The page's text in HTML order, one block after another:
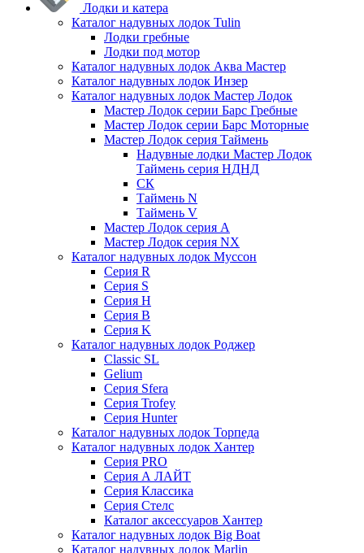
Лодки и катера
Каталог надувных лодок Tulin
Лодки гребные
Лодки под мотор
Каталог надувных лодок Аква Мастер
Каталог надувных лодок Инзер
Каталог надувных лодок Мастер Лодок
Мастер Лодок серии Барс Гребные
Мастер Лодок серии Барс Моторные
Мастер Лодок серия Таймень
Надувные лодки Мастер Лодок
Таймень серия НДНД
СК
Таймень N
Таймень V
Мастер Лодок серия А
Мастер Лодок серия NX
Каталог надувных лодок Муссон
Серия R
Серия S
Серия H
Серия B
Серия K
Каталог надувных лодок Роджер
Classic SL
Gelium
Серия Sfera
Серия Trofey
Серия Hunter
Каталог надувных лодок Торпеда
Каталог надувных лодок Хантер
Серия PRO
Серия А ЛАЙТ
Серия Классика
Серия Стелс
Каталог аксессуаров Хантер
Каталог надувных лодок Big Boat
Каталог надувных лодок Marlin